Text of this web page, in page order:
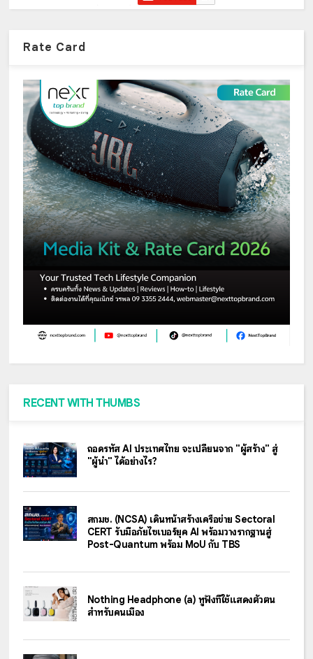
Rate Card
RECENT WITH THUMBS
ถอดรหัส AI ประเทศไทย จะเปลี่ยนจาก "ผู้สร้าง" สู่
"ผู้นำ" ได้อย่างไร?
สกมช. (NCSA) เดินหน้าสร้างเครือข่าย Sectoral
CERT รับมือภัยไซเบอร์ยุค AI พร้อมวางรากฐานสู่
Post-Quantum พร้อม MoU กับ TBS
Nothing Headphone (a) หูฟังที่ใช้แสดงตัวตน
สำหรับคนเมือง